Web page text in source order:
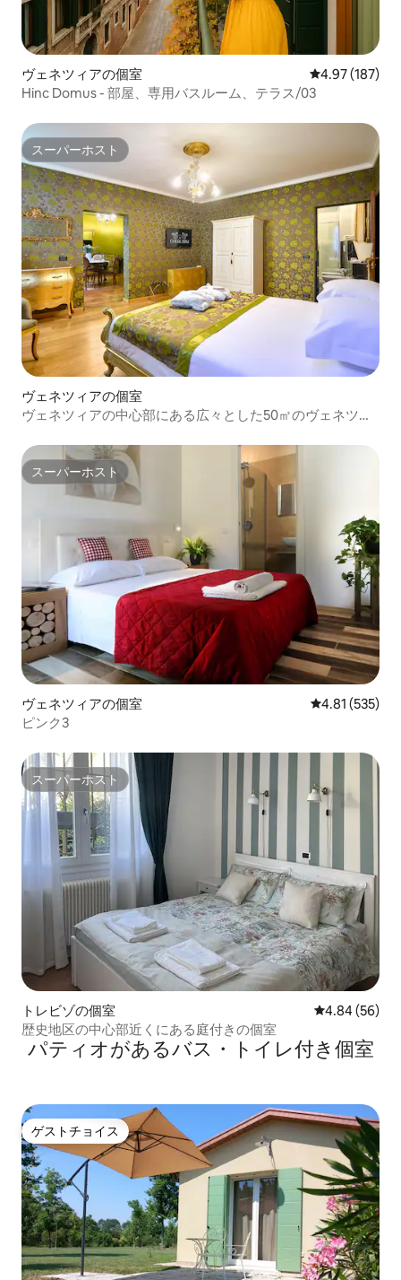
ヴェネツィアの個室 レビュー187
4.97 (187)
Hinc Domus - 部屋、専用バスルーム、テラス/03
スーパーホスト
スーパーホスト
ヴェネツィアの個室
ヴェネツィアの中心部にある広々とした50㎡のヴェネツィ
スーパーホスト
スーパーホスト
ヴェネツィアの個室 レビュー535
4.81 (535)
ピンク3
スーパーホスト
スーパーホスト
トレビゾの個室 レビュー56
4.84 (56)
歴史地区の中心部近くにある庭付きの個室
パティオがあるバス・トイレ付き個室
ゲストチョイス
ゲストチョイス